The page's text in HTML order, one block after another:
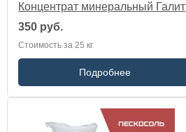
Концентрат минеральный Галит
350 руб.
Стоимость за 25 кг
Подробнее